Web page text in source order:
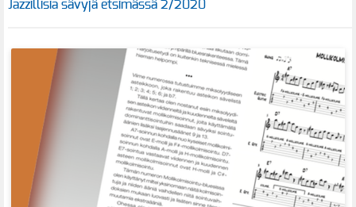
Jazzillisia sävyjä etsimässä 2/2020